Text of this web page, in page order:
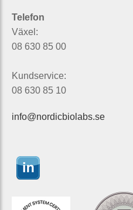
Telefon
Växel:
08 630 85 00
Kundservice:
08 630 85 10
info@nordicbiolabs.se